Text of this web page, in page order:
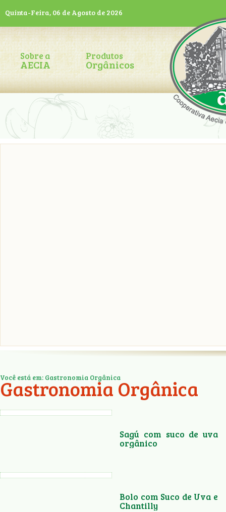
Quinta-Feira, 06 de Agosto de 2026
Sobre a
AECIA
Produtos
Orgânicos
Você está em: Gastronomia Orgânica
Gastronomia Orgânica
Sagú com suco de uva
orgânico
Bolo com Suco de Uva e
Chantilly